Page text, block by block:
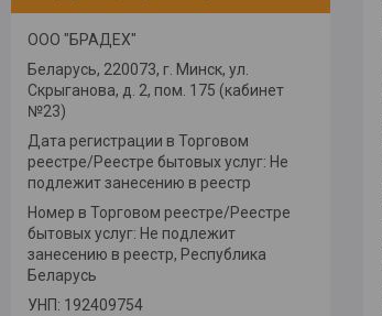
ООО "БРАДЕХ"
Беларусь, 220073, г. Минск, ул.
Скрыганова, д. 2, пом. 175 (кабинет
№23)
Дата регистрации в Торговом
реестре/Реестре бытовых услуг: Не
подлежит занесению в реестр
Номер в Торговом реестре/Реестре
бытовых услуг: Не подлежит
занесению в реестр, Республика
Беларусь
УНП: 192409754